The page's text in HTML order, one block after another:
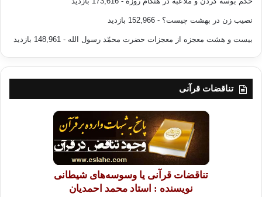
نصیب زن در بهشت چیست؟ - 152,966 بازدید
بیست و هشت معجزه از معجزات حضرت محمّد رسول الله - 148,961 بازدید
تناقضات قرآنی
تناقضات قرآنی یا وسوسه‌های شیطانی
نویسنده : استاد محمد احمدیان